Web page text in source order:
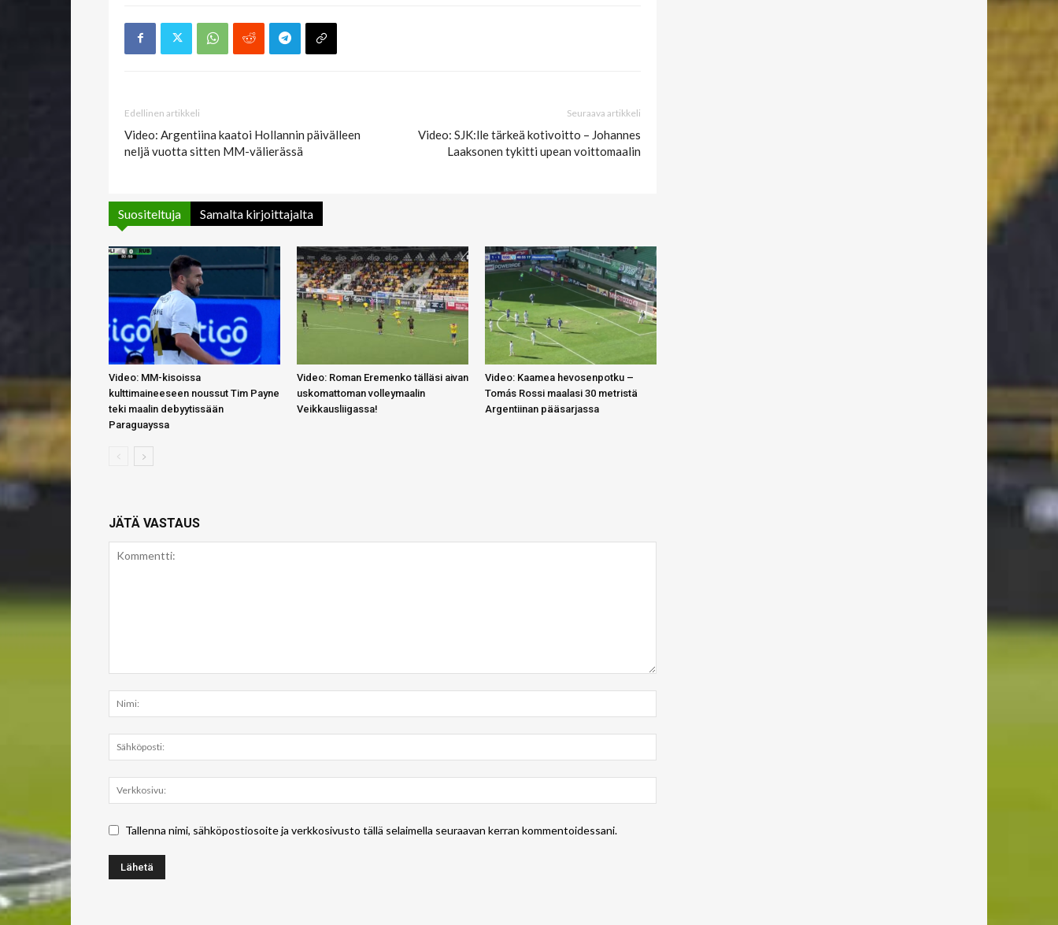
Edellinen artikkeli
Video: Argentiina kaatoi Hollannin päivälleen
neljä vuotta sitten MM-välierässä
Seuraava artikkeli
Video: SJK:lle tärkeä kotivoitto – Johannes
Laaksonen tykitti upean voittomaalin
Suositeltuja Samalta kirjoittajalta
Video: MM-kisoissa
kulttimaineeseen noussut Tim Payne
teki maalin debyytissään
Paraguayssa
Video: Roman Eremenko tälläsi aivan
uskomattoman volleymaalin
Veikkausliigassa!
Video: Kaamea hevosenpotku –
Tomás Rossi maalasi 30 metristä
Argentiinan pääsarjassa
JÄTÄ VASTAUS
Tallenna nimi, sähköpostiosoite ja verkkosivusto tällä selaimella seuraavan kerran kommentoidessani.